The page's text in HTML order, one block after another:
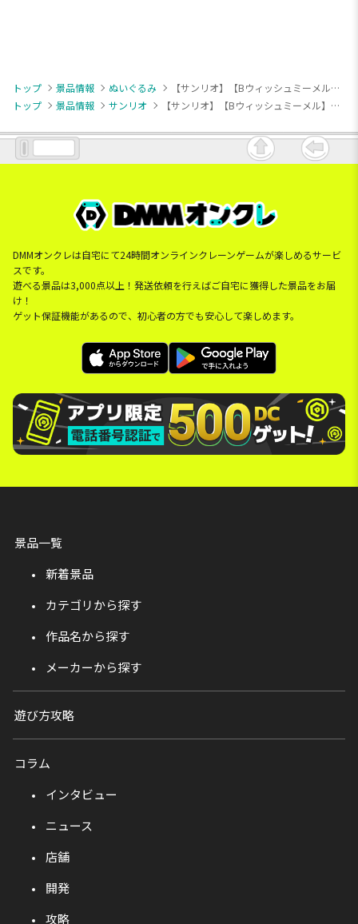
トップ 景品情報 ぬいぐるみ
【サンリオ】【Bウィッシュミーメル】サンリオキャラクターズ ミッドナイトストーリードール1
トップ
景品情報 サンリオ 【サンリオ】【Bウィッシュミーメル】サンリオキャラクターズ ミッドナイトストーリードール1
DMMオンクレは自宅にて24時間オンラインクレーンゲームが楽しめるサービ
スです。
遊べる景品は3,000点以上！発送依頼を行えばご自宅に獲得した景品をお届
け！
ゲット保証機能があるので、初心者の方でも安心して楽しめます。
景品一覧
新着景品
カテゴリから探す
作品名から探す
メーカーから探す
遊び方攻略
コラム
インタビュー
ニュース
店舗
開発
攻略